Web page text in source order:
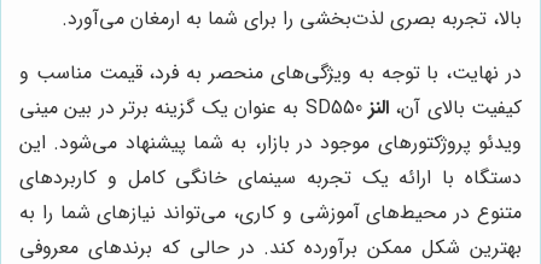
بالا، تجربه بصری لذت‌بخشی را برای شما به ارمغان می‌آورد.
در نهایت، با توجه به ویژگی‌های منحصر به فرد، قیمت مناسب و
کیفیت بالای آن، النز
SD550 به عنوان یک گزینه برتر در بین مینی
ویدئو پروژکتورهای موجود در بازار، به شما پیشنهاد می‌شود. این
دستگاه با ارائه یک تجربه سینمای خانگی کامل و کاربردهای
متنوع در محیط‌های آموزشی و کاری، می‌تواند نیازهای شما را به
بهترین شکل ممکن برآورده کند. در حالی که برندهای معروفی